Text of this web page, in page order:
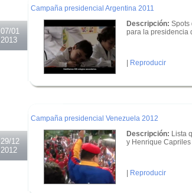
07/01
2013
Campaña presidencial Argentina 2011
Descripción: Spots
para la presidencia
| Reproducir
29/12
2012
Campaña presidencial Venezuela 2012
Descripción: Lista
y Henrique
| Reproducir